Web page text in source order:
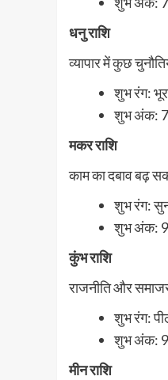
धनु राशि
व्यापार में कुछ
शुभ रंग:
शुभ अंक: 7
मकर राशि
काम का दबाव बढ़
शुभ रंग:
शुभ अंक: 9
कुंभ राशि
राजनीति और
शुभ रंग:
शुभ अंक: 9
मीन राशि